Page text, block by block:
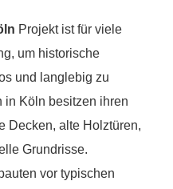
Projekt ist für viele
um historische
und langlebig zu
in Köln besitzen ihren
Decken, alte Holztüren,
Grundrisse.
vor typischen